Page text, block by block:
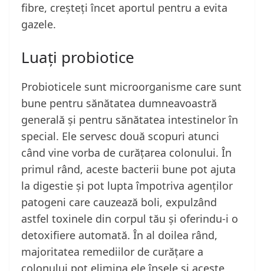
fibre, creșteți încet aportul pentru a evita
gazele.
Luați probiotice
Probioticele sunt microorganisme care sunt
bune pentru sănătatea dumneavoastră
generală și pentru sănătatea intestinelor în
special. Ele servesc două scopuri atunci
când vine vorba de curățarea colonului. În
primul rând, aceste bacterii bune pot ajuta
la digestie și pot lupta împotriva agenților
patogeni care cauzează boli, expulzând
astfel toxinele din corpul tău și oferindu-i o
detoxifiere automată. În al doilea rând,
majoritatea remediilor de curățare a